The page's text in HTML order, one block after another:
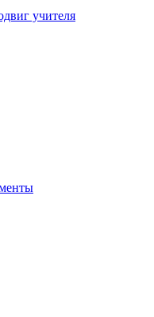
учителя